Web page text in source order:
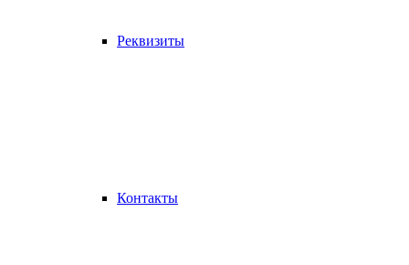
Реквизиты
Контакты